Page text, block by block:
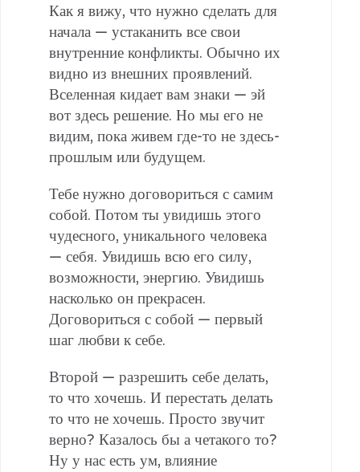
Как я вижу, что нужно сделать для
начала — устаканить все свои
внутренние конфликты. Обычно их
видно из внешних проявлений.
Вселенная кидает вам знаки — эй
вот здесь решение. Но мы его не
видим, пока живем где-то не здесь-
прошлым или будущем.
Тебе нужно договориться с самим
собой. Потом ты увидишь этого
чудесного, уникального человека
— себя. Увидишь всю его силу,
возможности, энергию. Увидишь
насколько он прекрасен.
Договориться с собой — первый
шаг любви к себе.
Второй — разрешить себе делать,
то что хочешь. И перестать делать
то что не хочешь. Просто звучит
верно? Казалось бы а четакого то?
Ну у нас есть ум, влияние